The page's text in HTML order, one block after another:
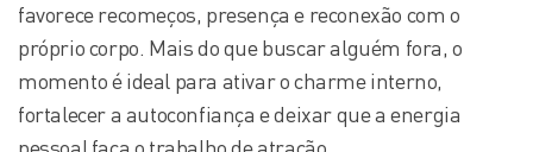
favorece recomeços, presença e reconexão com o
próprio corpo. Mais do que buscar alguém fora, o
momento é ideal para ativar o charme interno,
fortalecer a autoconfiança e deixar que a energia